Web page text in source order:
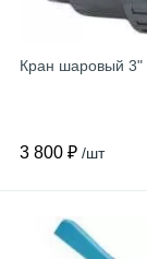
Кран шаровый 3"
3 800 ₽ /шт